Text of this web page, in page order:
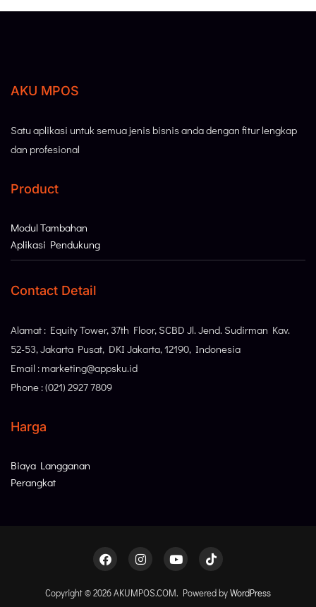
AKU MPOS
Satu aplikasi untuk semua jenis bisnis anda dengan fitur lengkap
dan profesional
Product
Modul Tambahan
Aplikasi Pendukung
Contact Detail
Alamat : Equity Tower, 37th Floor, SCBD Jl. Jend. Sudirman Kav.
52-53, Jakarta Pusat, DKI Jakarta, 12190, Indonesia
Email : marketing@appsku.id
Phone : (021) 2927 7809
Harga
Biaya Langganan
Perangkat
Copyright © 2026 AKUMPOS.COM. Powered byWordPress